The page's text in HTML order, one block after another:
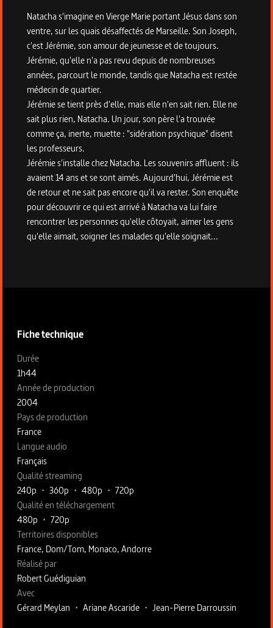
Natacha s'imagine en Vierge Marie portant Jésus dans son
ventre, sur les quais désaffectés de Marseille. Son Joseph,
c'est Jérémie, son amour de jeunesse et de toujours.
Jérémie, qu'elle n'a pas revu depuis de nombreuses
années, parcourt le monde, tandis que Natacha est restée
médecin de quartier.
Jérémie se tient près d'elle, mais elle n'en sait rien. Elle ne
sait plus rien, Natacha. Un jour, son père l'a trouvée
comme ça, inerte, muette : "sidération psychique" disent
les professeurs.
Jérémie s'installe chez Natacha. Les souvenirs affluent : ils
avaient 14 ans et se sont aimés. Aujourd'hui, Jérémie est
de retour et ne sait pas encore qu'il va rester. Son enquête
pour découvrir ce qui est arrivé à Natacha va lui faire
rencontrer les personnes qu'elle côtoyait, aimer les gens
qu'elle aimait, soigner les malades qu'elle soignait...
Fiche technique
Fiche technique section gauche
Durée
1h44
Année de production
2004
Pays de production
France
Langue audio
Français
Qualité streaming
240p • 360p • 480p • 720p
Qualité en téléchargement
480p • 720p
Territoires disponibles
France, Dom/Tom, Monaco, Andorre
Fiche technique section droite
Réalisé par
Robert Guédiguian
Avec
Gérard Meylan • Ariane Ascaride • Jean-Pierre Darroussin